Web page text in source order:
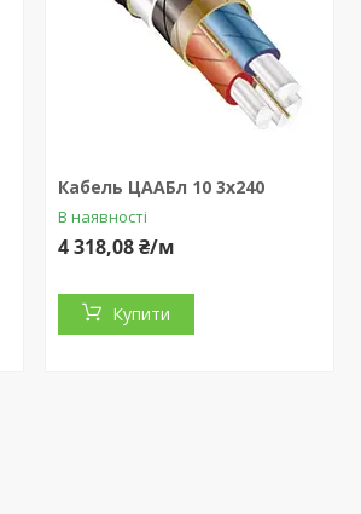
Кабель ЦААБл 10 3x240
В наявності
4 318,08 ₴/м
Купити